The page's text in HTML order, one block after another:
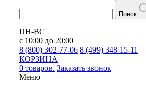
Поиск
ПН-ВС
с 10:00 до 20:00
8 (800) 302-77-06 8 (499) 348-15-11
КОРЗИНА
0 товаров. Заказать звонок
Меню